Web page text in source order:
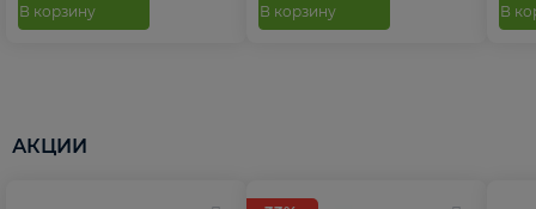
В корзину В корзину В
АКЦИИ